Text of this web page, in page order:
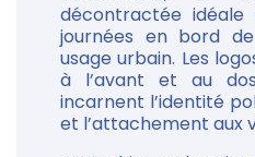
décontractée idéale
journées en bord
usage urbain. Les
à l’avant et au
incarnent l’identité
et l’attachement aux